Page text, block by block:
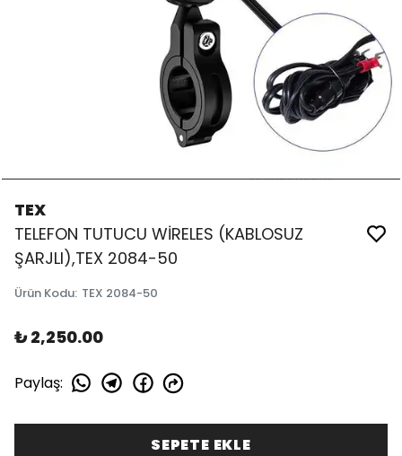
TEX
TELEFON TUTUCU WİRELES (KABLOSUZ
ŞARJLI),TEX 2084-50
Ürün Kodu: TEX 2084-50
₺ 2,250.00
Paylaş:
SEPETE EKLE